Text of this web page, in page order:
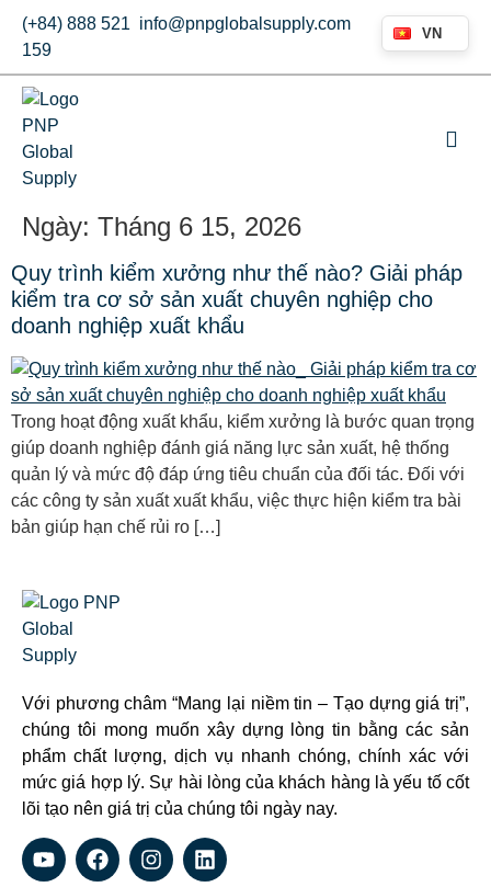
(+84) 888 521
159
info@pnpglobalsupply.com
VN
Ngày: Tháng 6 15, 2026
Quy trình kiểm xưởng như thế nào? Giải pháp
kiểm tra cơ sở sản xuất chuyên nghiệp cho
doanh nghiệp xuất khẩu
Trong hoạt động xuất khẩu, kiểm xưởng là bước quan trọng
giúp doanh nghiệp đánh giá năng lực sản xuất, hệ thống
quản lý và mức độ đáp ứng tiêu chuẩn của đối tác. Đối với
các công ty sản xuất xuất khẩu, việc thực hiện kiểm tra bài
bản giúp hạn chế rủi ro […]
Với phương châm “Mang lại niềm tin – Tạo dựng giá trị”,
chúng tôi mong muốn xây dựng lòng tin bằng các sản
phẩm chất lượng, dịch vụ nhanh chóng, chính xác với
mức giá hợp lý. Sự hài lòng của khách hàng là yếu tố cốt
lõi tạo nên giá trị của chúng tôi ngày nay.